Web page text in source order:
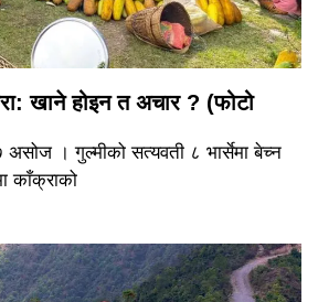
खाने होइन त अचार ? (फोटो
असोज । गुल्मीको सत्यवती ८ भार्सेमा बेच्न
काँक्राको